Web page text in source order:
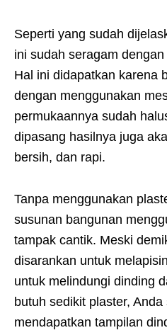
Seperti yang sudah
ini sudah seragam
Hal ini didapatkan karena
dengan menggunakan
permukaannya sudah
dipasang hasilnya juga
bersih, dan rapi.
Tanpa menggunakan
susunan bangunan
tampak cantik. Meski
disarankan untuk
untuk melindungi dinding
butuh sedikit plaster,
mendapatkan tampilan